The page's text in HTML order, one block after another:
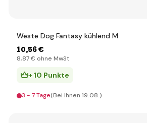
Weste Dog Fantasy kühlend M
10,56 €
8,87 € ohne MwSt
+ 10 Punkte
3 - 7 Tage(Bei Ihnen 19.08.)